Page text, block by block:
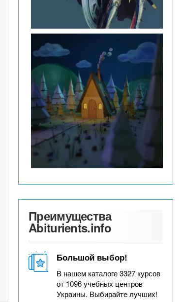
Преимущества
Abiturients.info
Большой выбор!
В нашем каталоге 3327 курсов
от 1096 учебных центров
Украины. Выбирайте лучших!